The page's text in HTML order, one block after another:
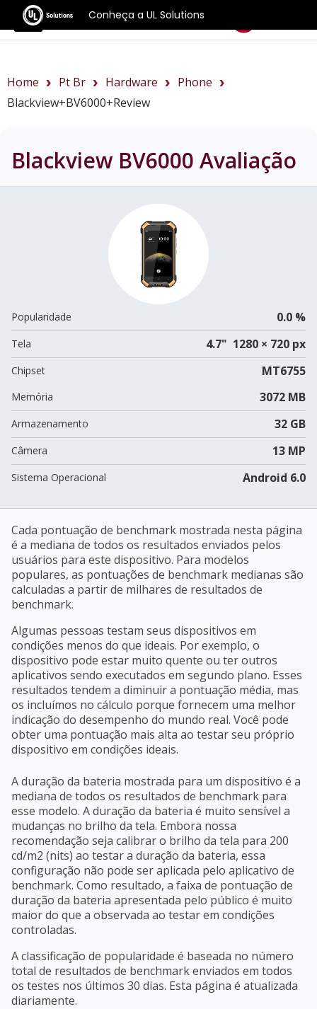
Conheça a UL Solutions
Benchmarks
Home Pt Br Hardware
Phone
Blackview+BV6000+review
Blackview BV6000 Avaliação
Popularidade 0.0 %
Tela 4.7" 1280 × 720 px
Chipset MT6755
Memória 3072 MB
Armazenamento 32 GB
Câmera 13 MP
Sistema Operacional Android 6.0
Cada pontuação de benchmark mostrada nesta página
é a mediana de todos os resultados enviados pelos
usuários para este dispositivo. Para modelos
populares, as pontuações de benchmark medianas são
calculadas a partir de milhares de resultados de
benchmark.
Algumas pessoas testam seus dispositivos em
condições menos do que ideais. Por exemplo, o
dispositivo pode estar muito quente ou ter outros
aplicativos sendo executados em segundo plano. Esses
resultados tendem a diminuir a pontuação média, mas
os incluímos no cálculo porque fornecem uma melhor
indicação do desempenho do mundo real. Você pode
obter uma pontuação mais alta ao testar seu próprio
dispositivo em condições ideais.
A duração da bateria mostrada para um dispositivo é a
mediana de todos os resultados de benchmark para
esse modelo. A duração da bateria é muito sensível a
mudanças no brilho da tela. Embora nossa
recomendação seja calibrar o brilho da tela para 200
cd/m2 (nits) ao testar a duração da bateria, essa
configuração não pode ser aplicada pelo aplicativo de
benchmark. Como resultado, a faixa de pontuação de
duração da bateria apresentada pelo público é muito
maior do que a observada ao testar em condições
controladas.
A classificação de popularidade é baseada no número
total de resultados de benchmark enviados em todos
os testes nos últimos 30 dias. Esta página é atualizada
diariamente.